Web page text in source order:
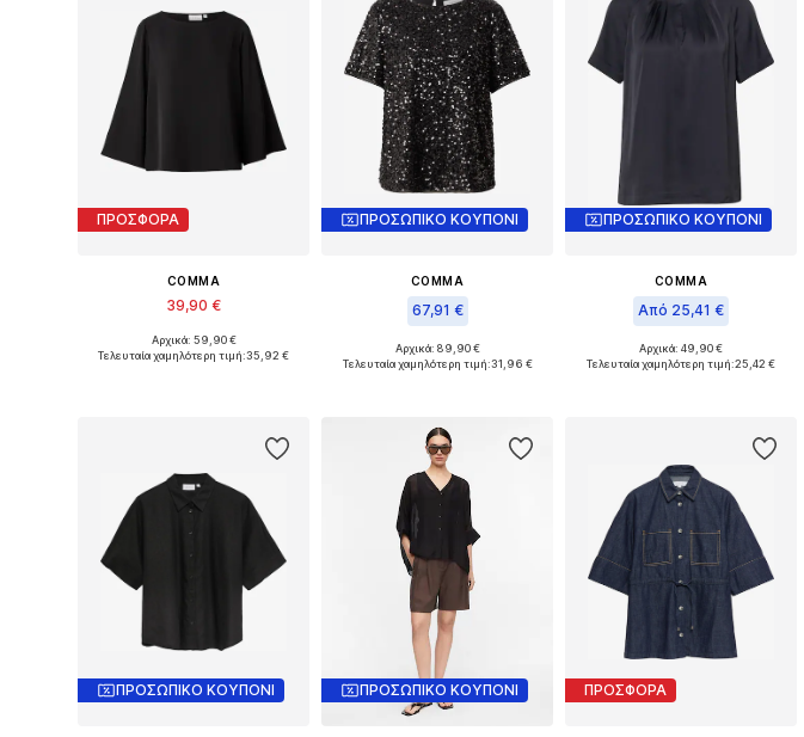
ΠΡΟΣΦΟΡΑ
COMMA
39,90 €
Αρχικά: 59,90 €
Τελευταία χαμηλότερη τιμή:35,92 €
ΠΡΟΣΩΠΙΚΟ ΚΟΥΠΟΝΙ
COMMA
67,91 €
Διαθέσιμο σε πολλά μεγέθη
Αρχικά: 89,90 €
Τελευταία χαμηλότερη τιμή:31,96 €
ΠΡΟΣΩΠΙΚΟ ΚΟΥΠΟΝΙ
COMMA
Από 25,41 €
Διαθέσιμα μεγέθη: XS, S, M, L, XXL
Αρχικά: 49,90 €
Τελευταία χαμηλότερη τιμή:25,42 €
ΠΡΟΣΩΠΙΚΟ ΚΟΥΠΟΝΙ ΠΡΟΣΩΠΙΚΟ ΚΟΥΠΟΝΙ ΠΡΟΣΦΟΡΑ